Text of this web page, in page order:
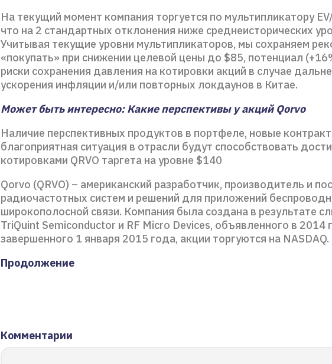
На текущий момент компания торгуется по мультипликатору
что на 2 стандартных отклонения ниже среднеисторических
Учитывая текущие уровни мультипликаторов, мы сохраняем
«покупать» при снижении целевой цены до $85, потенциал
риски сохранения давления на котировки акций в случае
ускорения инфляции и/или повторных локдаунов в Китае.
Может быть интересно: Какие перспективы у акций Qorvo
Наличие перспективных продуктов в портфеле, новые
благоприятная ситуация в отрасли будут способствовать
котировками QRVO таргета на уровне $140
Qorvo (QRVO) – американский разработчик, производитель и
радиочастотных систем и решений для приложений
широкополосной связи. Компания была создана в результате
TriQuint Semiconductor и RF Micro Devices, объявленного в 2014
завершенного 1 января 2015 года, акции торгуются на NASDAQ.
Продолжение
Комментарии